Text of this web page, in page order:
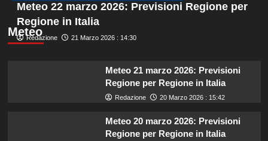
Meteo
Meteo 22 marzo 2026: Previsioni Regione per
Regione in Italia
Redazione 21 Marzo 2026 : 14:30
Meteo 21 marzo 2026: Previsioni
Regione per Regione in Italia
Redazione 20 Marzo 2026 : 15:42
Meteo 20 marzo 2026: Previsioni
Regione per Regione in Italia